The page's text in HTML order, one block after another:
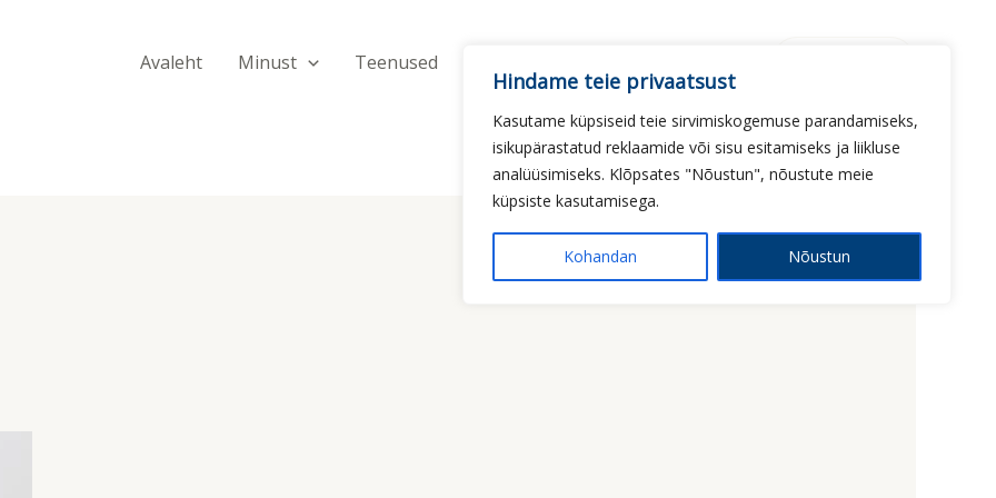
Hindame teie privaatsust
Kasutame küpsiseid teie sirvimiskogemuse parandamiseks,
isikupärastatud reklaamide või sisu esitamiseks ja liikluse
analüüsimiseks. Klõpsates "Nõustun", nõustute meie
küpsiste kasutamisega.
Kohandan Nõustun
Avaleht Minust Teenused